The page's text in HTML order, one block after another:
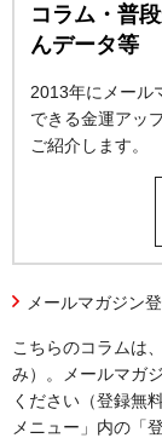
コラム・普
んデータ等
2013年にメール
できる金運アッ
ご紹介します。
メールマガジン
こちらのコラムは
み）。メールマガ
ください（登録無
メニュー」内の「